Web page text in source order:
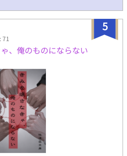
のでご注意ください。
5
71
、俺のものにならない